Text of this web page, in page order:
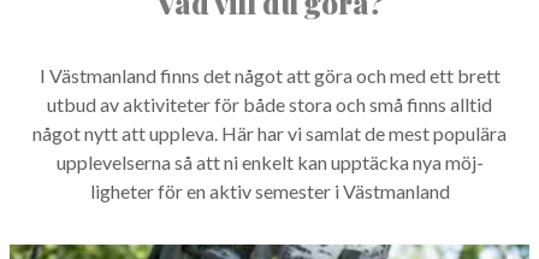
I Väst­man­land finns det något att göra och med ett brett
utbud av aktiviteter för både sto­ra och små finns alltid
något nytt att uppl­e­va. Här har vi sam­lat de mest pop­ulära
upplevelser­na så att ni enkelt kan upp­täc­ka nya möj­
ligheter för en aktiv semes­ter i Västmanland